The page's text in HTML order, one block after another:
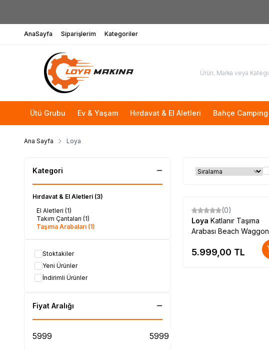
AnaSayfa Siparişlerim Kategoriler
Ütü Grubu Ev & Yaşam Hırdavat & El Aletleri Bahçe Camping
Ana Sayfa Loya
Kategori
Hırdavat & El Aletleri (3)
El Aletleri (1)
Takım Çantaları (1)
Taşıma Arabaları (1)
Stoktakiler
Yeni Ürünler
İndirimli Ürünler
Fiyat Aralığı
(0)
Loya Katlanır Taşıma
Arabası Beach Waggon
5.999,00 TL